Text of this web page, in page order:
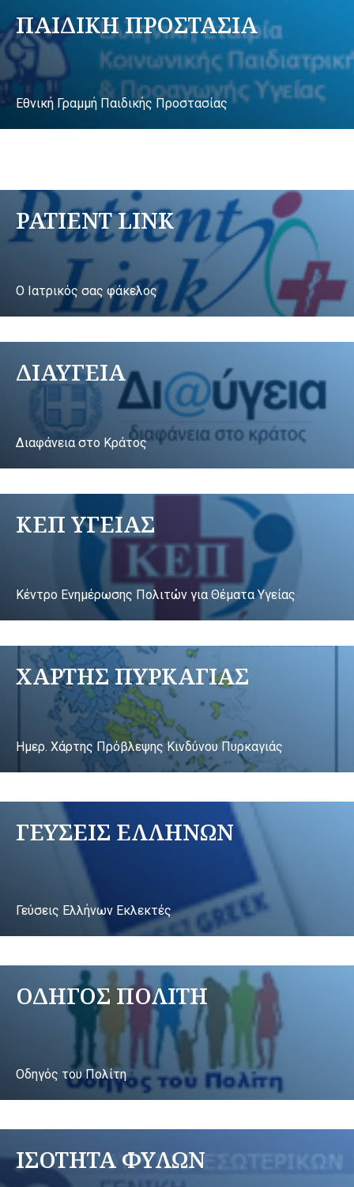
ΠΑΙΔΙΚΗ ΠΡΟΣΤΑΣΙΑ
Εθνική Γραμμή Παιδικής Προστασίας
PATIENT LINK
Ο Ιατρικός σας φάκελος
ΔΙΑΥΓΕΙΑ
Διαφάνεια στο Κράτος
ΚΕΠ ΥΓΕΙΑΣ
Κέντρο Ενημέρωσης Πολιτών για Θέματα Υγείας
ΧΑΡΤΗΣ ΠΥΡΚΑΓΙΑΣ
Ημερ. Χάρτης Πρόβλεψης Κινδύνου Πυρκαγιάς
ΓΕΥΣΕΙΣ ΕΛΛΗΝΩΝ
Γεύσεις Ελλήνων Εκλεκτές
ΟΔΗΓΟΣ ΠΟΛΙΤΗ
Οδηγός του Πολίτη
ΙΣΟΤΗΤΑ ΦΥΛΩΝ